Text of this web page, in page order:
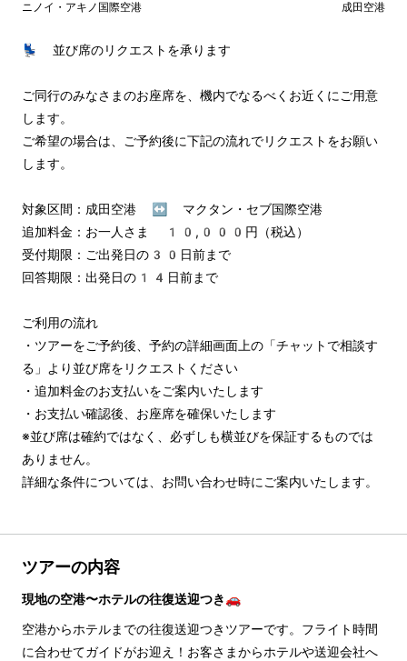
ニノイ・アキノ国際空港 成田空港
💺 並び席のリクエストを承ります
ご同行のみなさまのお座席を、機内でなるべくお近くにご用意
します。
ご希望の場合は、ご予約後に下記の流れでリクエストをお願い
します。
対象区間：成田空港 ↔︎ マクタン・セブ国際空港
追加料金：お一人さま 10,000円（税込）
受付期限：ご出発日の30日前まで
回答期限：出発日の14日前まで
ご利用の流れ
・ツアーをご予約後、予約の詳細画面上の「チャットで相談す
る」より並び席をリクエストください
・追加料金のお支払いをご案内いたします
・お支払い確認後、お座席を確保いたします
※並び席は確約ではなく、必ずしも横並びを保証するものでは
ありません。
詳細な条件については、お問い合わせ時にご案内いたします。
ツアーの内容
現地の空港〜ホテルの往復送迎つき🚗
空港からホテルまでの往復送迎つきツアーです。フライト時間
に合わせてガイドがお迎え！お客さまからホテルや送迎会社へ